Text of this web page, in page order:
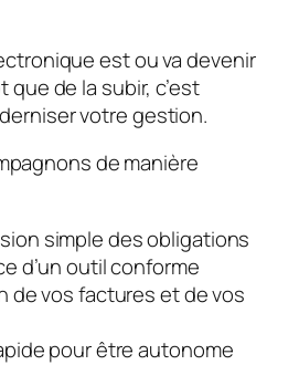
est ou va devenir
de la subir, c’est
votre gestion.
de manière
simple des obligations
d’un outil conforme
de vos factures et de vos
pour être autonome